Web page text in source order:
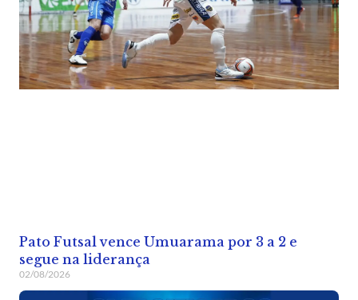
Pato Futsal vence Umuarama por 3 a 2 e
segue na liderança
02/08/2026